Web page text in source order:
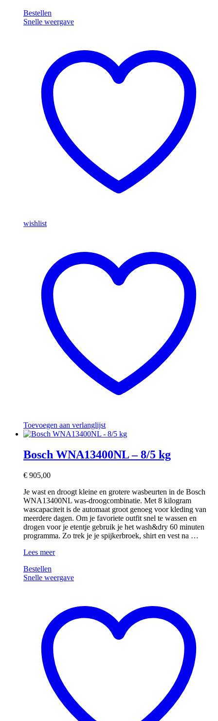
SteamCure
Bestellen
Snelle weergave
wishlist
Toevoegen aan verlanglijst
Bosch WNA13400NL – 8/5 kg
€ 905,00
Je wast en droogt kleine en grotere wasbeurten in de Bosch
WNA13400NL was-droogcombinatie. Met 8 kilogram
wascapaciteit is de automaat groot genoeg voor kleding van
meerdere dagen. Om je favoriete outfit snel te wassen en
drogen voor je etentje gebruik je het wash&dry 60 minuten
programma. Zo trek je je spijkerbroek, shirt en vest na …
Bosch
–
8/5
Lees meer
Bestellen
Snelle weergave